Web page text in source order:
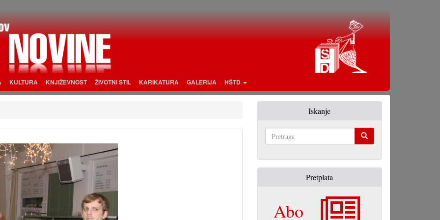
KULTURA KNJIŽEVNOST ŽIVOTNI STIL KARIKATURA GALERIJA HŠTD
Iskanje
Pretplata
Abo